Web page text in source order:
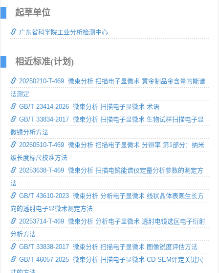
起草单位
广东省科学院工业分析检测中心
相近标准(计划)
20250210-T-469 微束分析 扫描电子显微术 黄金制品金含量的能谱
法测定
GB/T 23414-2026 微束分析 扫描电子显微术 术语
GB/T 33834-2017 微束分析 扫描电子显微术 生物试样扫描电子显
微镜分析方法
20260510-T-469 微束分析 扫描电子显微术 分辨率 第1部分：纳米
级长度标尺校准方法
20253638-T-469 微束分析 扫描电镜能谱仪定量分析参数的测定方
法
GB/T 43610-2023 微束分析 分析电子显微术 线状晶体表观生长方
向的透射电子显微术测定方法
20253714-T-469 微束分析 分析电子显微术 透射电镜选区电子衍射
分析方法
GB/T 33838-2017 微束分析 扫描电子显微术 图像锐度评估方法
GB/T 46057-2025 微束分析 扫描电子显微术 CD-SEM评定关键尺